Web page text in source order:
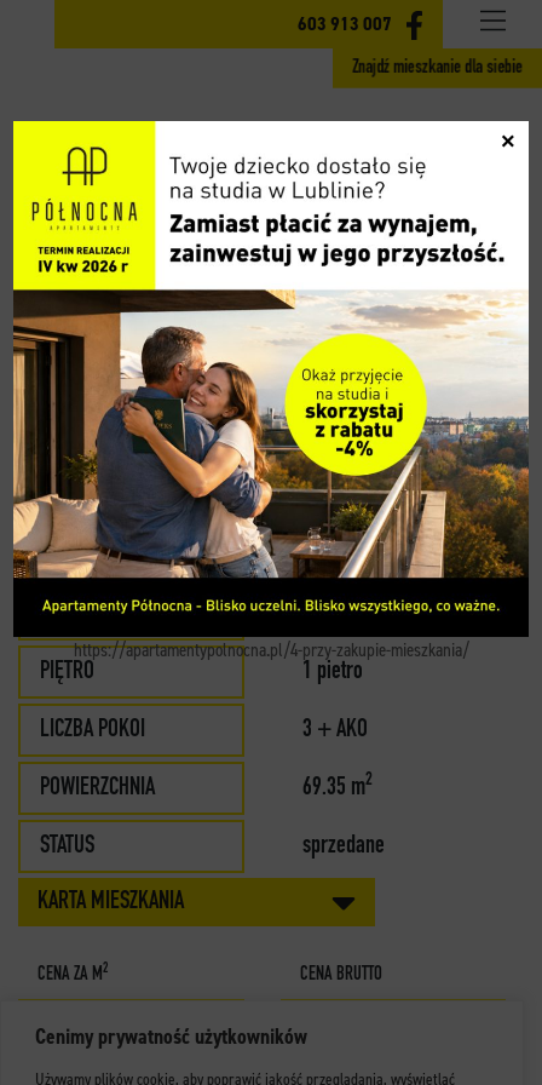
Cenimy prywatność użytkowników
Używamy plików cookie, aby poprawić jakość przeglądania, wyświetlać
603 913 007
Znajdź mieszkanie dla siebie
GOTOWE MIESZKANIA ETAP I
CENY
LOKALIZACJA
AKTUALNOŚCI
GALERIA
WIDOK 360
KONTAKT
MIESZKANIE 8
BUDYNEK A
PIĘTRO 1 pietro
LICZBA POKOI 3 + AKO
POWIERZCHNIA 69.35 m2
STATUS sprzedane
KARTA MIESZKANIA
CENA ZA M2 CENA BRUTTO
https://apartamentypolnocna.pl/4-przy-zakupie-mieszkania/
×